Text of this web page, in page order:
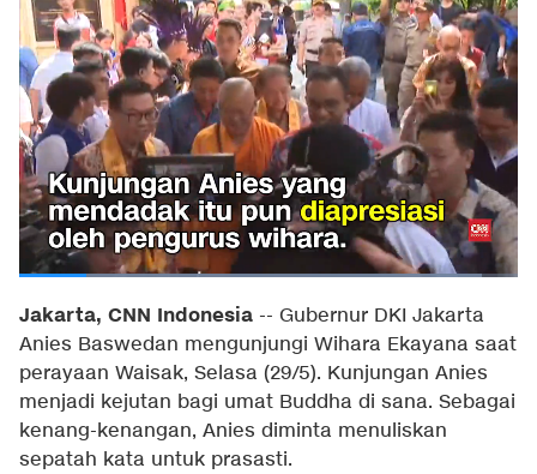
Jakarta, CNN Indonesia -- Gubernur DKI Jakarta
Anies Baswedan mengunjungi Wihara Ekayana saat
perayaan Waisak, Selasa (29/5). Kunjungan Anies
menjadi kejutan bagi umat Buddha di sana. Sebagai
kenang-kenangan, Anies diminta menuliskan
sepatah kata untuk prasasti.